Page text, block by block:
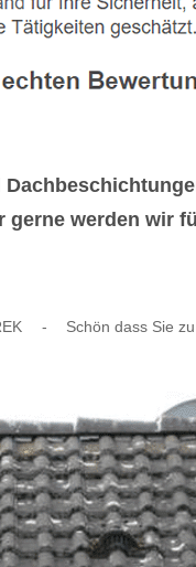
werden wir
- Schön dass Sie